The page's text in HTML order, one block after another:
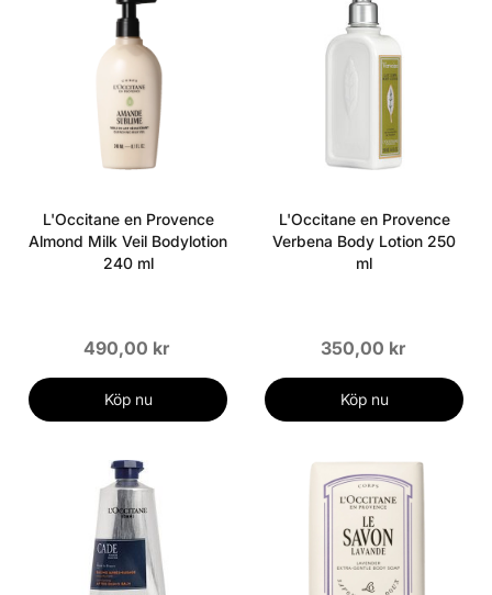
L'Occitane en Provence
Almond Milk Veil Bodylotion
240 ml
490,00 kr
Köp nu
L'Occitane en Provence
Verbena Body Lotion 250
ml
350,00 kr
Köp nu